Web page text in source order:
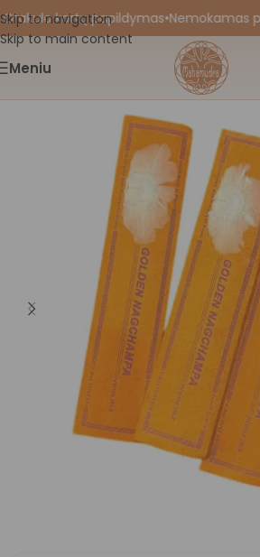
Skip to navigation
Skip to main content
kortų papildymas•Nemokamas
Meniu